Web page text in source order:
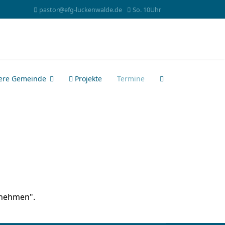
pastor@efg-luckenwalde.de So. 10Uhr
Gemeinde Projekte Termine